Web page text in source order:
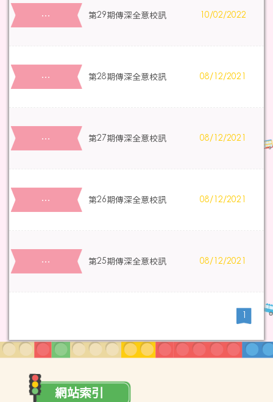
… 第29期傳深全意校訊 10/02/2022
… 第28期傳深全意校訊 08/12/2021
… 第27期傳深全意校訊 08/12/2021
… 第26期傳深全意校訊 08/12/2021
… 第25期傳深全意校訊 08/12/2021
1
網站索引